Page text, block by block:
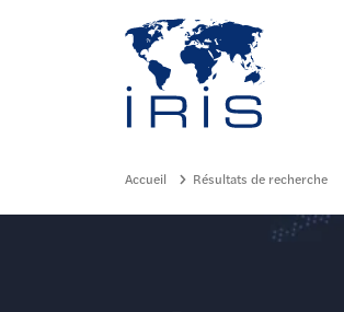
Aller au contenu principal
Accueil Résultats de recherche